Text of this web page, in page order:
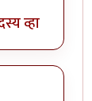
व्हा